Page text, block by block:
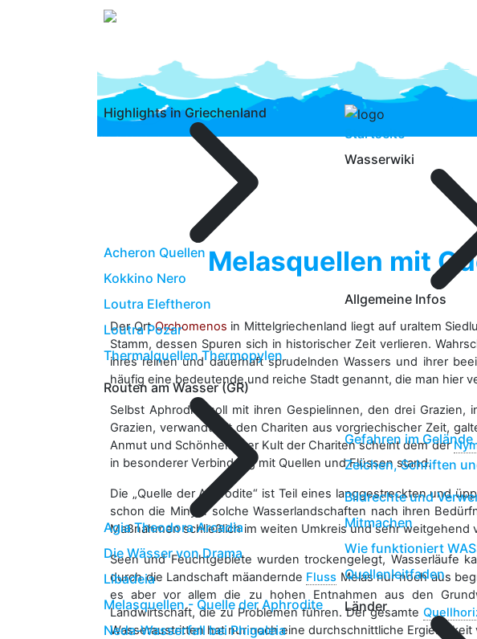
Highlights in Griechenland
Acheron Quellen
Kokkino Nero
Loutra Eleftheron
Loutra Pozar
Thermalquellen Thermopylen
Routen am Wasser (GR)
Agia Theodora Arcadia
Die Wässer von Drama
Libadeia
Melasquellen - Quelle der Aphrodite
Neda-Wasserfall bei Phigaleia
Startseite
Wasserwiki
Allgemeine Infos
Gefahren im Gelände
Zeichen, Schriften
Bildrechte und
Mitmachen
Wie funktioniert
Quellenleitfaden
Länder
Melasquellen mit
Der OrtOrchomenos in Mittelgriechenland liegt auf uraltem
Stamm, dessen Spuren sich in historischer Zeit verlieren.
ihres reinen und dauerhaft sprudelnden Wassers und ihrer
häufig eine bedeutende und reiche Stadt genannt, die man hier
Selbst Aphrodite soll mit ihren Gespielinnen, den drei
Grazien, verwandt mit den Chariten aus vorgriechischer Zeit,
Anmut und Schönheit. Der Kult der Chariten scheint dem der
in besonderer Verbindung mit Quellen und Flüssen stand.
Die „Quelle der Aphrodite“ ist Teil eines langgestreckten und
schon die Minyer solche Wasserlandschaften nach ihren
Maßnahmen schließlich im weiten Umkreis und sehr
Seen und Feuchtgebiete wurden trockengelegt, Wasserläufe
durch die Landschaft mäandernde Fluss Melas nur noch aus
es aber vor allem die zu hohen Entnahmen aus den
Landwirtschaft, die zu Problemen führen. Der gesamte
Wasseraustritten hat nur noch eine durchschnittliche Ergiebigkeit